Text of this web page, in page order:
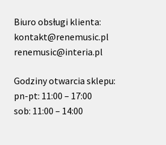
Biuro obsługi klienta:
kontakt@renemusic.pl
renemusic@interia.pl
Godziny otwarcia sklepu:
pn-pt: 11:00 – 17:00
sob: 11:00 – 14:00